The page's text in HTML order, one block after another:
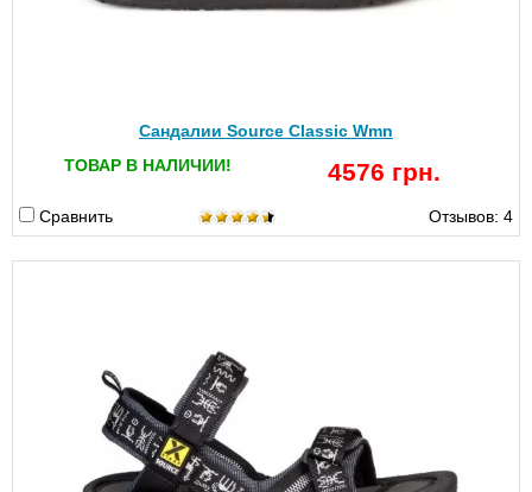
Сандалии Source Classic Wmn
ТОВАР В НАЛИЧИИ!
4576 грн.
Сравнить Отзывов: 4